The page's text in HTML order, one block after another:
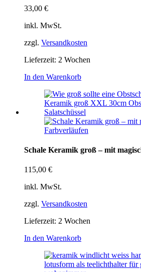
33,00 €
inkl. MwSt.
zzgl. Versandkosten
Lieferzeit: 2 Wochen
In den Warenkorb
Schale Keramik groß – mit
115,00 €
inkl. MwSt.
zzgl. Versandkosten
Lieferzeit: 2 Wochen
In den Warenkorb